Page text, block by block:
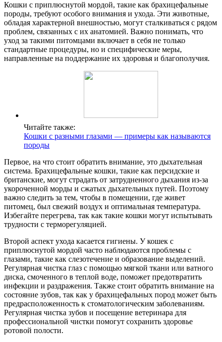
Кошки с приплюснутой мордой, такие как брахицефальные
породы, требуют особого внимания и ухода. Эти животные,
обладая характерной внешностью, могут сталкиваться с рядом
проблем, связанных с их анатомией. Важно понимать, что
уход за такими питомцами включает в себя не только
стандартные процедуры, но и специфические меры,
направленные на поддержание их здоровья и благополучия.
Читайте также:
Кошки с разными глазами — примеры как называются
породы
Первое, на что стоит обратить внимание, это дыхательная
система. Брахицефальные кошки, такие как персидские и
британские, могут страдать от затрудненного дыхания из-за
укороченной морды и сжатых дыхательных путей. Поэтому
важно следить за тем, чтобы в помещении, где живет
питомец, был свежий воздух и оптимальная температура.
Избегайте перегрева, так как такие кошки могут испытывать
трудности с терморегуляцией.
Второй аспект ухода касается гигиены. У кошек с
приплюснутой мордой часто наблюдаются проблемы с
глазами, такие как слезотечение и образование выделений.
Регулярная чистка глаз с помощью мягкой ткани или ватного
диска, смоченного в теплой воде, поможет предотвратить
инфекции и раздражения. Также стоит обратить внимание на
состояние зубов, так как у брахицефальных пород может быть
предрасположенность к стоматологическим заболеваниям.
Регулярная чистка зубов и посещение ветеринара для
профессиональной чистки помогут сохранить здоровье
ротовой полости.